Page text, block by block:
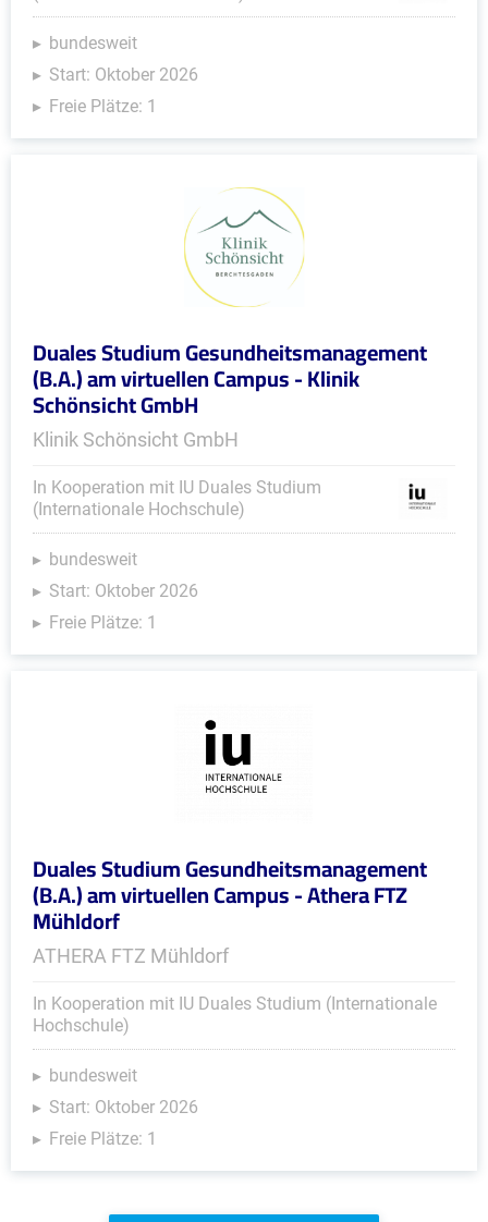
bundesweit
Start: Oktober 2026
Freie Plätze: 1
Duales Studium Gesundheitsmanagement
(B.A.) am virtuellen Campus - Klinik
Schönsicht GmbH
Klinik Schönsicht GmbH
In Kooperation mit IU Duales Studium
(Internationale Hochschule)
bundesweit
Start: Oktober 2026
Freie Plätze: 1
Duales Studium Gesundheitsmanagement
(B.A.) am virtuellen Campus - Athera FTZ
Mühldorf
ATHERA FTZ Mühldorf
In Kooperation mit IU Duales Studium (Internationale
Hochschule)
bundesweit
Start: Oktober 2026
Freie Plätze: 1